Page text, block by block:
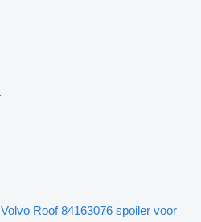
Volvo Roof 84163076 spoiler voor